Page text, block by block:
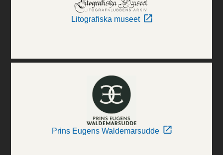
Litografiska museet
Prins Eugens Waldemarsudde